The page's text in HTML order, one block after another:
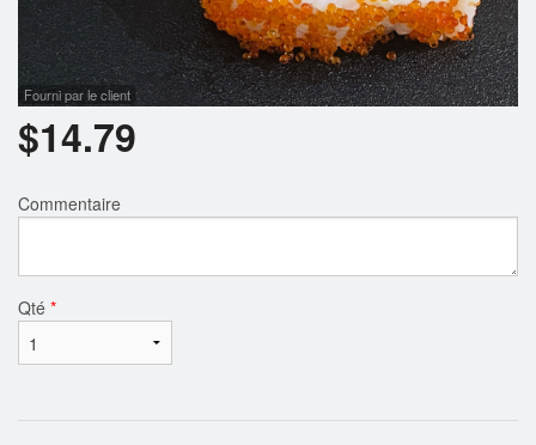
Fourni par le client
$14.79
Commentaire
Qté *